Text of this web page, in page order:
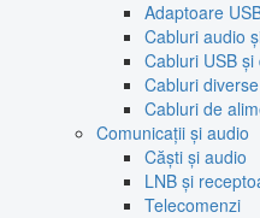
Adaptoare
Cabluri audio
Cabluri USB și
Cabluri diverse
Cabluri de
Comunicații și audio
Căști și audio
LNB și
Telecomenzi